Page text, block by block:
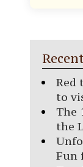
Red
to
The
the
Fun